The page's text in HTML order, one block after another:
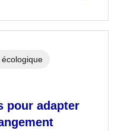
pour adapter